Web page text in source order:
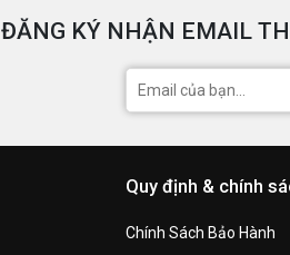
ĐĂNG KÝ NHẬN EMAIL
Quy định & chính
Chính Sách Bảo Hành